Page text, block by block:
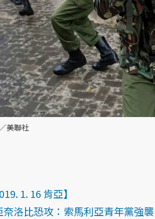
美聯社
1. 16 肯亞】
奈洛比恐攻：索馬利亞青年黨強